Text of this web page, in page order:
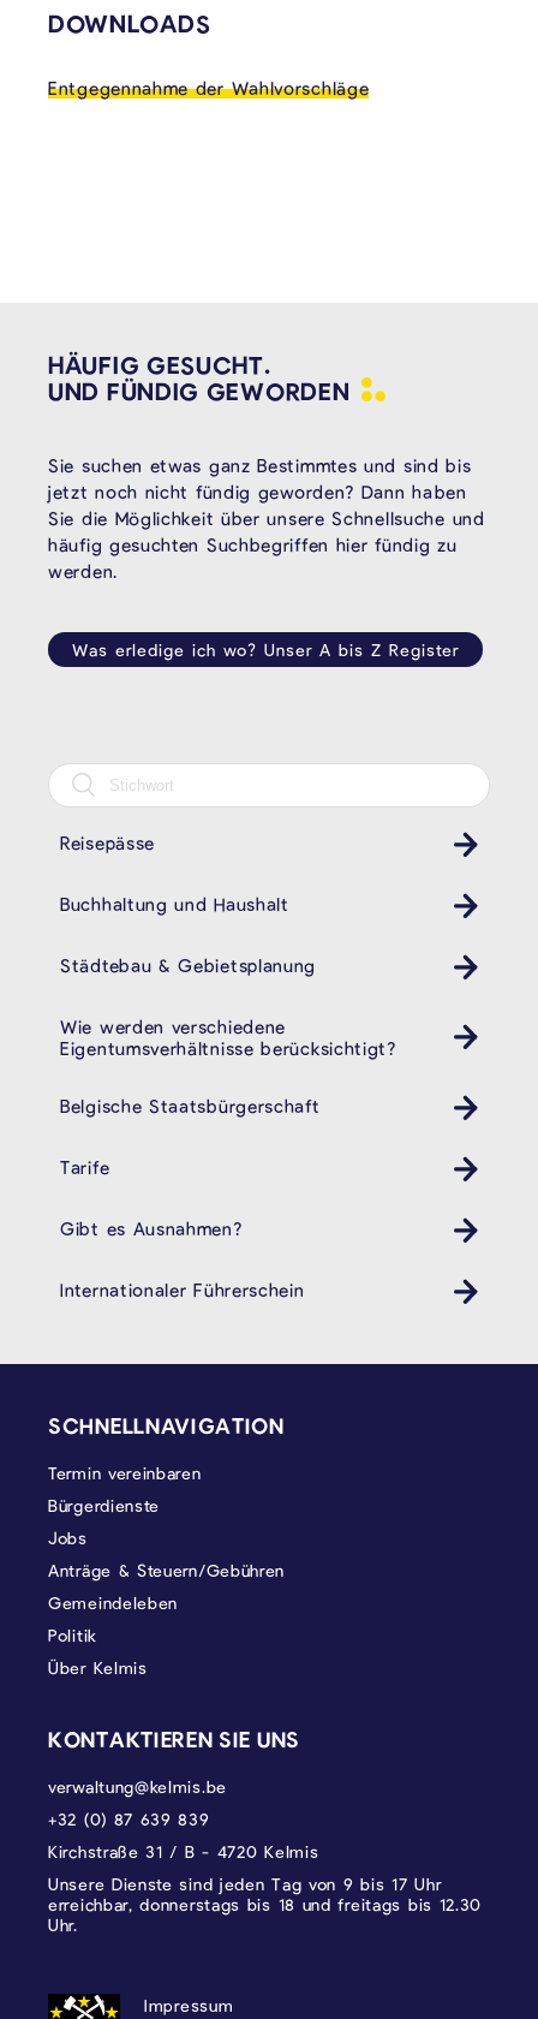
VERKNÜPFTE INHALTE
DOWNLOADS
Entgegennahme der Wahlvorschläge
HÄUFIG GESUCHT.
UND FÜNDIG GEWORDEN
Sie suchen etwas ganz Bestimmtes und sind bis
jetzt noch nicht fündig geworden? Dann haben
Sie die Möglichkeit über unsere Schnellsuche und
häufig gesuchten Suchbegriffen hier fündig zu
werden.
Was erledige ich wo? Unser A bis Z Register
Reisepässe
Buchhaltung und Haushalt
Städtebau & Gebietsplanung
Wie werden verschiedene
Eigentumsverhältnisse berücksichtigt?
Belgische Staatsbürgerschaft
Tarife
Gibt es Ausnahmen?
Internationaler Führerschein
SCHNELLNAVIGATION
Termin vereinbaren
Bürgerdienste
Jobs
Anträge & Steuern/Gebühren
Gemeindeleben
Politik
Über Kelmis
KONTAKTIEREN SIE UNS
verwaltung@kelmis.be
+32 (0) 87 639 839
Kirchstraße 31 / B - 4720 Kelmis
Unsere Dienste sind jeden Tag von 9 bis 17 Uhr
erreichbar, donnerstags bis 18 und freitags bis 12.30
Uhr.
DATENSCHUTZ, IMPRESSUM UND
Impressum